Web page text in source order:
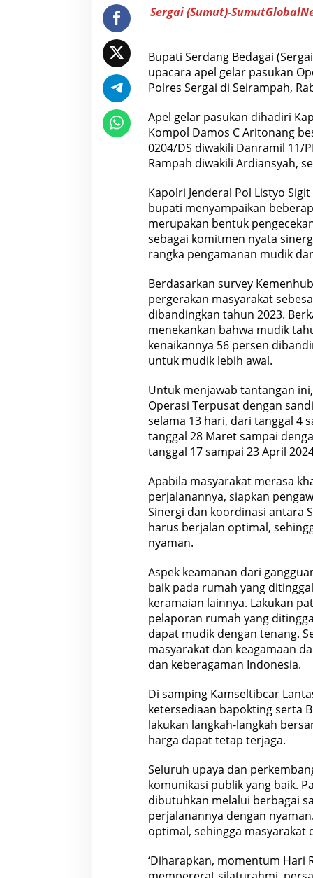
e
l
a
s
u
k
n
O
p
e
r
a
i
K
e
u
p
t
o
b
a
2
0
2
4
Sergai (Sumut)-
Bupati Serdang Bedagai
upacara apel gelar pasukan
Polres Sergai di Seirampah,
Apel gelar pasukan dihadiri
Kompol Damos C Aritonang
0204/DS diwakili Danramil 11/
Rampah diwakili Ardiansyah,
Kapolri Jenderal Pol Listyo
bupati menyampaikan
merupakan bentuk
sebagai komitmen nyata
rangka pengamanan mudik
Berdasarkan survey
pergerakan masyarakat
dibandingkan tahun 2023.
menekankan bahwa mudik
kenaikannya 56 persen
untuk mudik lebih awal.
Untuk menjawab tantangan
Operasi Terpusat dengan
selama 13 hari, dari tanggal 4
tanggal 28 Maret sampai
tanggal 17 sampai 23 April
Apabila masyarakat merasa
perjalanannya, siapkan
Sinergi dan koordinasi antara
harus berjalan optimal,
nyaman.
Aspek keamanan dari
baik pada rumah yang
keramaian lainnya. Lakukan
pelaporan rumah yang
dapat mudik dengan tenang.
masyarakat dan keagamaan
dan keberagaman Indonesia.
Di samping Kamseltibcar
ketersediaan bapokting serta
lakukan langkah-langkah
harga dapat tetap terjaga.
Seluruh upaya dan
komunikasi publik yang baik.
dibutuhkan melalui berbagai
perjalanannya dengan
optimal, sehingga masyarakat
‘Diharapkan, momentum Hari